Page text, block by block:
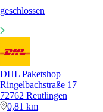
geschlossen
DHL Paketshop
Ringelbachstraße 17
72762 Reutlingen
0,81 km